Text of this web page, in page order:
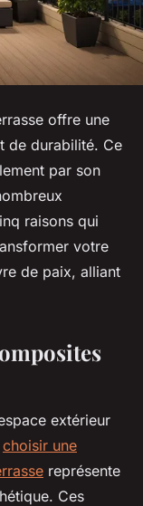
offre une
de durabilité. Ce
par son
raisons qui
votre
de paix, alliant
extérieur
choisir une
représente
Ces